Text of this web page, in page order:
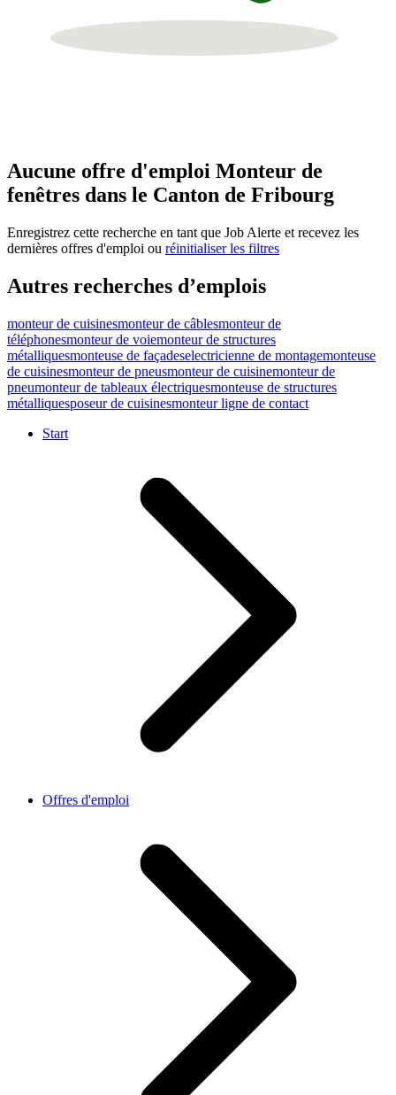
Aucune offre d'emploi Monteur de
fenêtres dans le Canton de Fribourg
Enregistrez cette recherche en tant que Job Alerte et recevez les
dernières offres d'emploi ou réinitialiser les filtres
Autres recherches d’emplois
monteur de cuisinesmonteur de câblesmonteur de
téléphonesmonteur de voiemonteur de structures
métalliquesmonteuse de façadeselectricienne de montagemonteuse
de cuisinesmonteur de pneusmonteur de cuisinemonteur de
pneumonteur de tableaux électriquesmonteuse de structures
métalliquesposeur de cuisinesmonteur ligne de contact
Start
Offres d'emploi